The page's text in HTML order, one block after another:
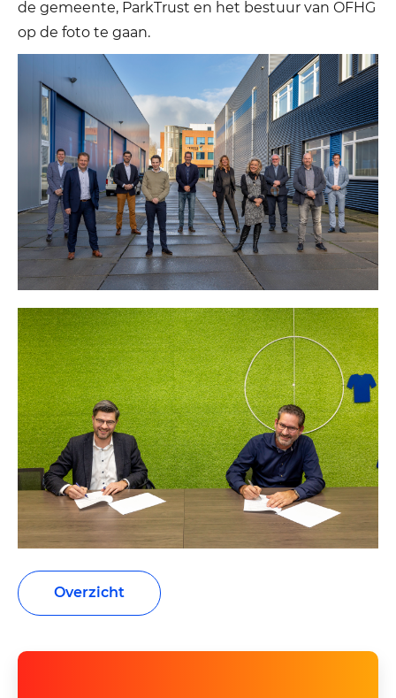
de gemeente, ParkTrust en het bestuur van OFHG
op de foto te gaan.
Overzicht